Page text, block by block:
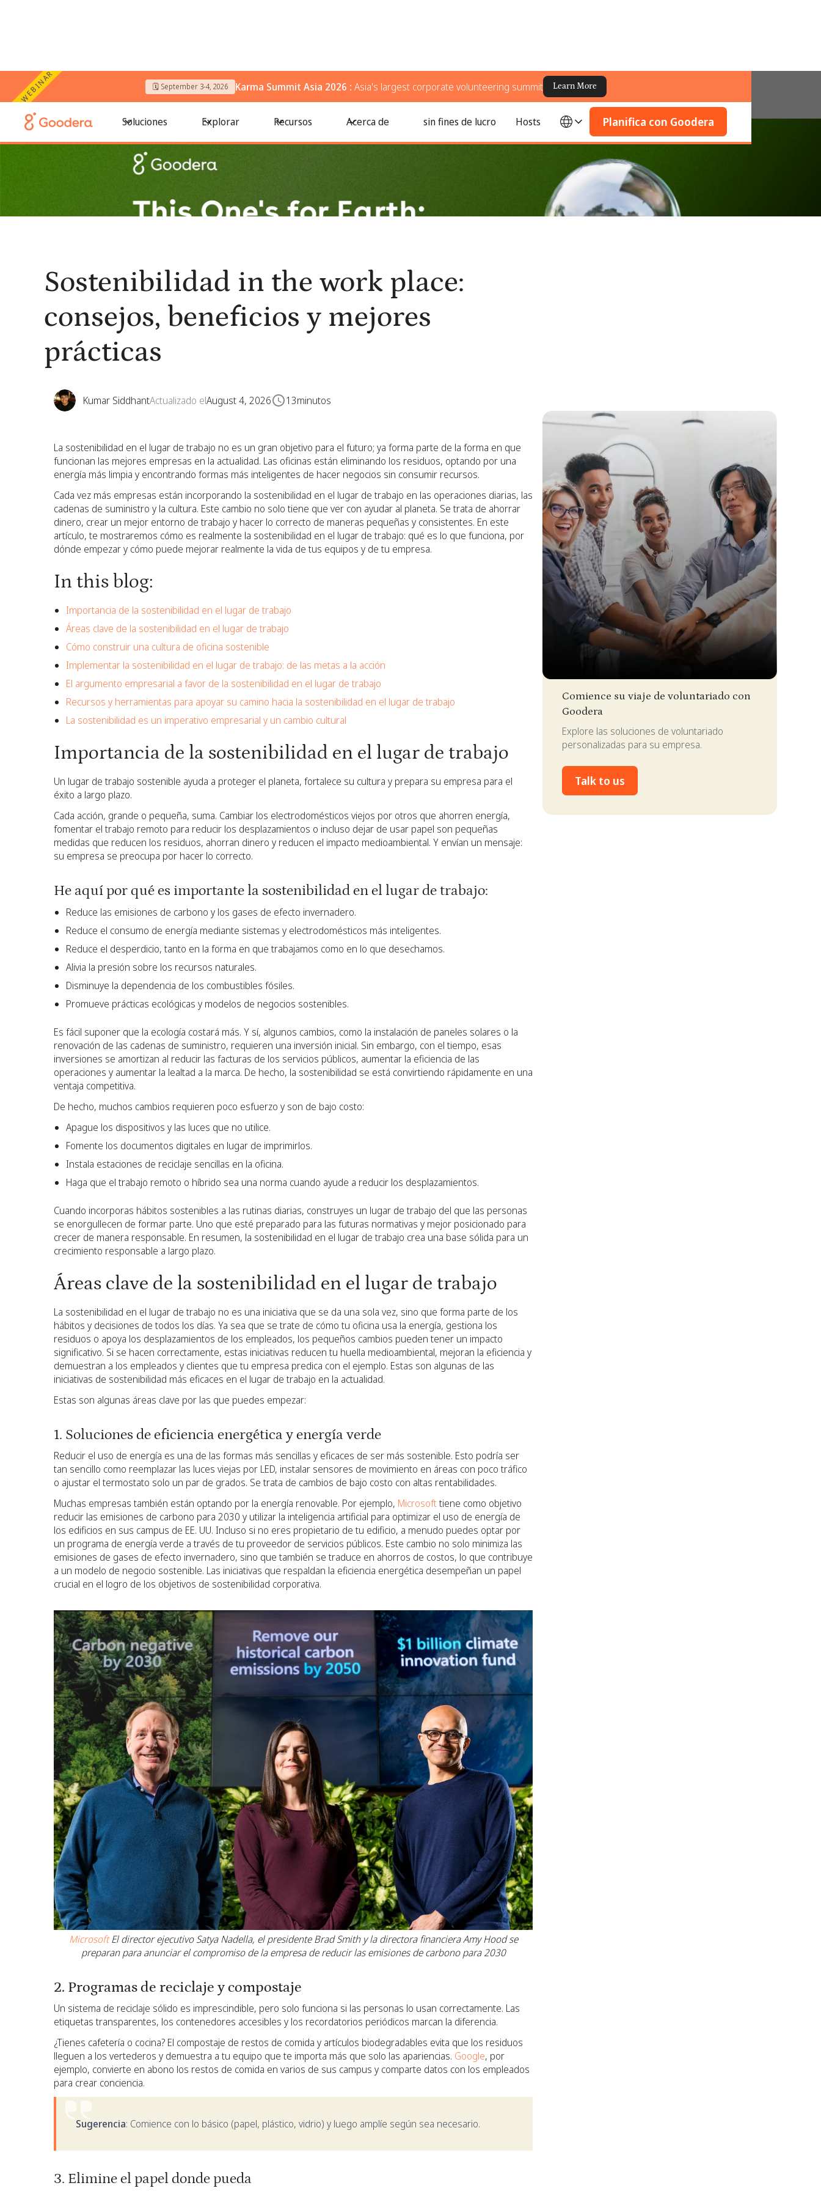
WEBINAR 🗓️ September 3-4, 2026 Karma Summit Asia 2026 : Asia's largest corporate volunteering summit Learn More
Soluciones Explorar Recursos Acerca de sin fines de lucro Hosts Planifica con Goodera
Sostenibilidad in the work place: consejos, beneficios y mejores prácticas
Sostenibilidad in the work place:
consejos, beneficios y mejores
prácticas
Kumar SiddhantActualizado elAugust 4, 2026 13minutos
La sostenibilidad en el lugar de trabajo no es un gran objetivo para el futuro; ya forma parte de la forma en que
funcionan las mejores empresas en la actualidad. Las oficinas están eliminando los residuos, optando por una
energía más limpia y encontrando formas más inteligentes de hacer negocios sin consumir recursos.
Cada vez más empresas están incorporando la sostenibilidad en el lugar de trabajo en las operaciones diarias, las
cadenas de suministro y la cultura. Este cambio no solo tiene que ver con ayudar al planeta. Se trata de ahorrar
dinero, crear un mejor entorno de trabajo y hacer lo correcto de maneras pequeñas y consistentes. En este
artículo, te mostraremos cómo es realmente la sostenibilidad en el lugar de trabajo: qué es lo que funciona, por
dónde empezar y cómo puede mejorar realmente la vida de tus equipos y de tu empresa.
In this blog:
Importancia de la sostenibilidad en el lugar de trabajo
Áreas clave de la sostenibilidad en el lugar de trabajo
Cómo construir una cultura de oficina sostenible
Implementar la sostenibilidad en el lugar de trabajo: de las metas a la acción
El argumento empresarial a favor de la sostenibilidad en el lugar de trabajo
Recursos y herramientas para apoyar su camino hacia la sostenibilidad en el lugar de trabajo
La sostenibilidad es un imperativo empresarial y un cambio cultural
Importancia de la sostenibilidad en el lugar de trabajo
Un lugar de trabajo sostenible ayuda a proteger el planeta, fortalece su cultura y prepara su empresa para el
éxito a largo plazo.
Cada acción, grande o pequeña, suma. Cambiar los electrodomésticos viejos por otros que ahorren energía,
fomentar el trabajo remoto para reducir los desplazamientos o incluso dejar de usar papel son pequeñas
medidas que reducen los residuos, ahorran dinero y reducen el impacto medioambiental. Y envían un mensaje:
su empresa se preocupa por hacer lo correcto.
He aquí por qué es importante la sostenibilidad en el lugar de trabajo:
Reduce las emisiones de carbono y los gases de efecto invernadero.
Reduce el consumo de energía mediante sistemas y electrodomésticos más inteligentes.
Reduce el desperdicio, tanto en la forma en que trabajamos como en lo que desechamos.
Alivia la presión sobre los recursos naturales.
Disminuye la dependencia de los combustibles fósiles.
Promueve prácticas ecológicas y modelos de negocios sostenibles.
Es fácil suponer que la ecología costará más. Y sí, algunos cambios, como la instalación de paneles solares o la
renovación de las cadenas de suministro, requieren una inversión inicial. Sin embargo, con el tiempo, esas
inversiones se amortizan al reducir las facturas de los servicios públicos, aumentar la eficiencia de las
operaciones y aumentar la lealtad a la marca. De hecho, la sostenibilidad se está convirtiendo rápidamente en una
ventaja competitiva.
De hecho, muchos cambios requieren poco esfuerzo y son de bajo costo:
Apague los dispositivos y las luces que no utilice.
Fomente los documentos digitales en lugar de imprimirlos.
Instala estaciones de reciclaje sencillas en la oficina.
Haga que el trabajo remoto o híbrido sea una norma cuando ayude a reducir los desplazamientos.
Cuando incorporas hábitos sostenibles a las rutinas diarias, construyes un lugar de trabajo del que las personas
se enorgullecen de formar parte. Uno que esté preparado para las futuras normativas y mejor posicionado para
crecer de manera responsable. En resumen, la sostenibilidad en el lugar de trabajo crea una base sólida para un
crecimiento responsable a largo plazo.
Áreas clave de la sostenibilidad en el lugar de trabajo
La sostenibilidad en el lugar de trabajo no es una iniciativa que se da una sola vez, sino que forma parte de los
hábitos y decisiones de todos los días. Ya sea que se trate de cómo tu oficina usa la energía, gestiona los
residuos o apoya los desplazamientos de los empleados, los pequeños cambios pueden tener un impacto
significativo. Si se hacen correctamente, estas iniciativas reducen tu huella medioambiental, mejoran la eficiencia y
demuestran a los empleados y clientes que tu empresa predica con el ejemplo. Estas son algunas de las
iniciativas de sostenibilidad más eficaces en el lugar de trabajo en la actualidad.
Estas son algunas áreas clave por las que puedes empezar:
1. Soluciones de eficiencia energética y energía verde
Reducir el uso de energía es una de las formas más sencillas y eficaces de ser más sostenible. Esto podría ser
tan sencillo como reemplazar las luces viejas por LED, instalar sensores de movimiento en áreas con poco tráfico
o ajustar el termostato solo un par de grados. Se trata de cambios de bajo costo con altas rentabilidades.
Muchas empresas también están optando por la energía renovable. Por ejemplo, Microsofttiene como objetivo
reducir las emisiones de carbono para 2030 y utilizar la inteligencia artificial para optimizar el uso de energía de
los edificios en sus campus de EE. UU. Incluso si no eres propietario de tu edificio, a menudo puedes optar por
un programa de energía verde a través de tu proveedor de servicios públicos. Este cambio no solo minimiza las
emisiones de gases de efecto invernadero, sino que también se traduce en ahorros de costos, lo que contribuye
a un modelo de negocio sostenible. Las iniciativas que respaldan la eficiencia energética desempeñan un papel
crucial en el logro de los objetivos de sostenibilidad corporativa.
MicrosoftEl director ejecutivo Satya Nadella, el presidente Brad Smith y la directora financiera Amy Hood se
preparan para anunciar el compromiso de la empresa de reducir las emisiones de carbono para 2030
2. Programas de reciclaje y compostaje
Un sistema de reciclaje sólido es imprescindible, pero solo funciona si las personas lo usan correctamente. Las
etiquetas transparentes, los contenedores accesibles y los recordatorios periódicos marcan la diferencia.
¿Tienes cafetería o cocina? El compostaje de restos de comida y artículos biodegradables evita que los residuos
lleguen a los vertederos y demuestra a tu equipo que te importa más que solo las apariencias. Google, por
ejemplo, convierte en abono los restos de comida en varios de sus campus y comparte datos con los empleados
para crear conciencia.
Sugerencia: Comience con lo básico (papel, plástico, vidrio) y luego amplíe según sea necesario.
3. Elimine el papel donde pueda
Comience su viaje de voluntariado con
Goodera
Explore las soluciones de voluntariado
personalizadas para su empresa.
Talk to us